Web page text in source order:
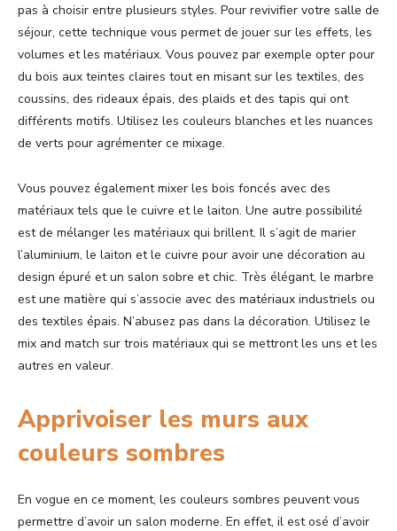
pas à choisir entre plusieurs styles. Pour revivifier votre salle de
séjour, cette technique vous permet de jouer sur les effets, les
volumes et les matériaux. Vous pouvez par exemple opter pour
du bois aux teintes claires tout en misant sur les textiles, des
coussins, des rideaux épais, des plaids et des tapis qui ont
différents motifs. Utilisez les couleurs blanches et les nuances
de verts pour agrémenter ce mixage.
Vous pouvez également mixer les bois foncés avec des
matériaux tels que le cuivre et le laiton. Une autre possibilité
est de mélanger les matériaux qui brillent. Il s’agit de marier
l’aluminium, le laiton et le cuivre pour avoir une décoration au
design épuré et un salon sobre et chic. Très élégant, le marbre
est une matière qui s’associe avec des matériaux industriels ou
des textiles épais. N’abusez pas dans la décoration. Utilisez le
mix and match sur trois matériaux qui se mettront les uns et les
autres en valeur.
Apprivoiser les murs aux
couleurs sombres
En vogue en ce moment, les couleurs sombres peuvent vous
permettre d’avoir un salon moderne. En effet, il est osé d’avoir